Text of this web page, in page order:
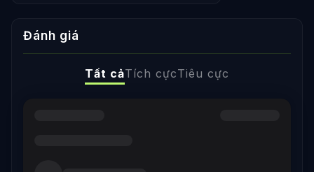
Đánh giá
Tất cảTích cựcTiêu cực